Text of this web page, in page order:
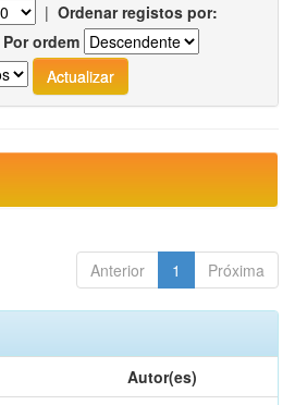
| Ordenar registos por:
Por ordem
Anterior 1 Próxima
Autor(es)